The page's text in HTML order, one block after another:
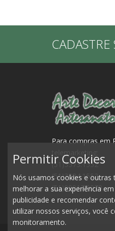
Para compras em
telemarketing:
(51)3573.1552
(51)3084.1552
(51)99917.0979
Permitir Cookies
Nós usamos cookies e outras
melhorar a sua experiência
publicidade e recomendar
utilizar nossos serviços, você
monitoramento.